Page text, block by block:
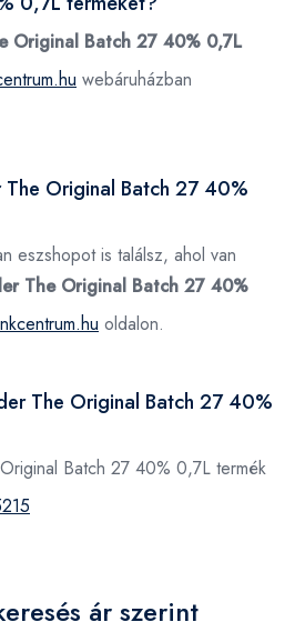
Original Batch 27 40% 0,7L
webáruházban
The Original Batch 27 40%
eszshopot is találsz, ahol van
The Original Batch 27 40%
oldalon.
The Original Batch 27 40%
Batch 27 40% 0,7L termék
ár szerint